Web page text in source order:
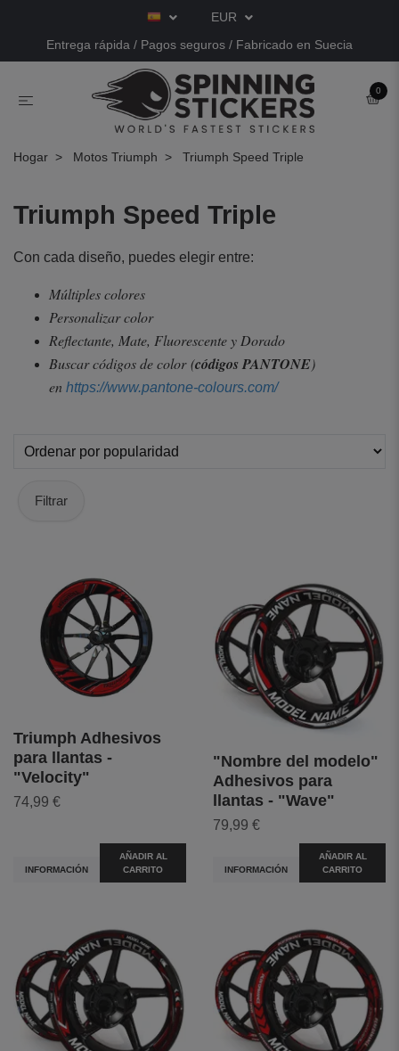
EUR
Entrega rápida / Pagos seguros / Fabricado en Suecia
0
Hogar Motos Triumph Triumph Speed Triple
Triumph Speed Triple
Con cada diseño, puedes elegir entre:
Múltiples colores
Personalizar color
Reflectante, Mate, Fluorescente y Dorado
Buscar códigos de color(códigos PANTONE)
en https://www.pantone-colours.com/
Filtrar
Triumph Adhesivos
para llantas -
"Velocity"
74,99 €
INFORMACIÓN
AÑADIR AL
CARRITO
"Nombre del modelo"
Adhesivos para
llantas - "Wave"
79,99 €
INFORMACIÓN
AÑADIR AL
CARRITO